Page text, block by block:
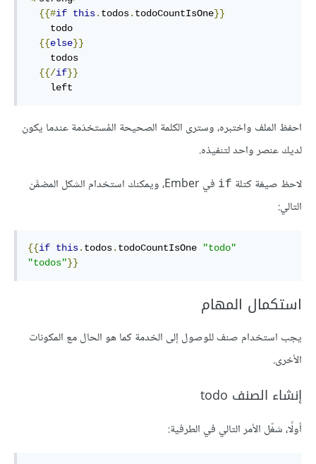
{{#if this. todos. todoCountIsOne}}
{{else}}
{{/if}}
    left
احفظ الملف واختبره، وسترى الكلمة الصحيحة المُستخدَمة عندما يكون
لديك عنصر واحد لتنفيذه.
لاحظ صيغة كتلة if
في Ember، ويمكنك استخدام الشكل المضمَّن
التالي:
{{if this. todos. todoCountIsOne
"todo"
"todos"}}
استكمال المهام
يجب استخدام صنف للوصول إلى الخدمة كما هو الحال مع المكونات
الأخرى.
إنشاء الصنف todo
أولًا، شغّل الأمر التالي في الطرفية: